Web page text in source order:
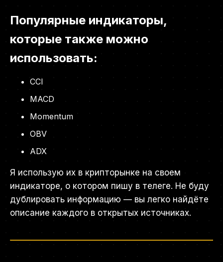
Популярные индикаторы,
которые также можно
использовать:
CCI
MACD
Momentum
OBV
ADX
Я использую их в крипторынке на своем
индикаторе, о котором пишу в телеге. Не буду
дублировать информацию — вы легко найдёте
описание каждого в открытых источниках.